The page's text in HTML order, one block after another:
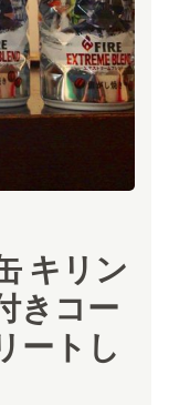
キリン
きコー
ートし